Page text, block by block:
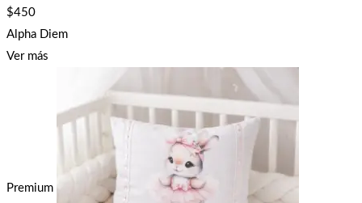
$450
Alpha Diem
Ver más
Premium